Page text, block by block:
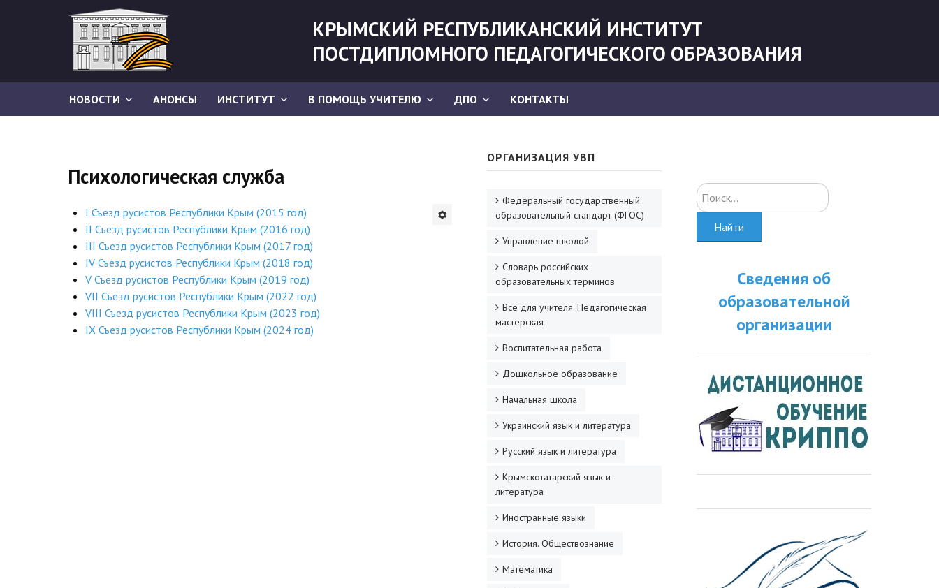
КРЫМСКИЙ РЕСПУБЛИКАНСКИЙ ИНСТИТУТ
ПОСТДИПЛОМНОГО ПЕДАГОГИЧЕСКОГО ОБРАЗОВАНИЯ
НОВОСТИ АНОНСЫ ИНСТИТУТ В ПОМОЩЬ УЧИТЕЛЮ ДПО КОНТАКТЫ
Психологическая служба
I Съезд русистов Республики Крым (2015 год)
II Съезд русистов Республики Крым (2016 год)
III Съезд русистов Республики Крым (2017 год)
IV Съезд русистов Республики Крым (2018 год)
V Съезд русистов Республики Крым (2019 год)
VII Съезд русистов Республики Крым (2022 год)
VIII Съезд русистов Республики Крым (2023 год)
IX Съезд русистов Республики Крым (2024 год)
ОРГАНИЗАЦИЯ УВП
Федеральный государственный
образовательный стандарт (ФГОС)
Управление школой
Словарь российских
образовательных терминов
Все для учителя. Педагогическая
мастерская
Воспитательная работа
Дошкольное образование
Начальная школа
Украинский язык и литература
Русский язык и литература
Крымскотатарский язык и
литература
Иностранные языки
История. Обществознание
Математика
Искать...
Найти
Сведения об
образовательной
организации